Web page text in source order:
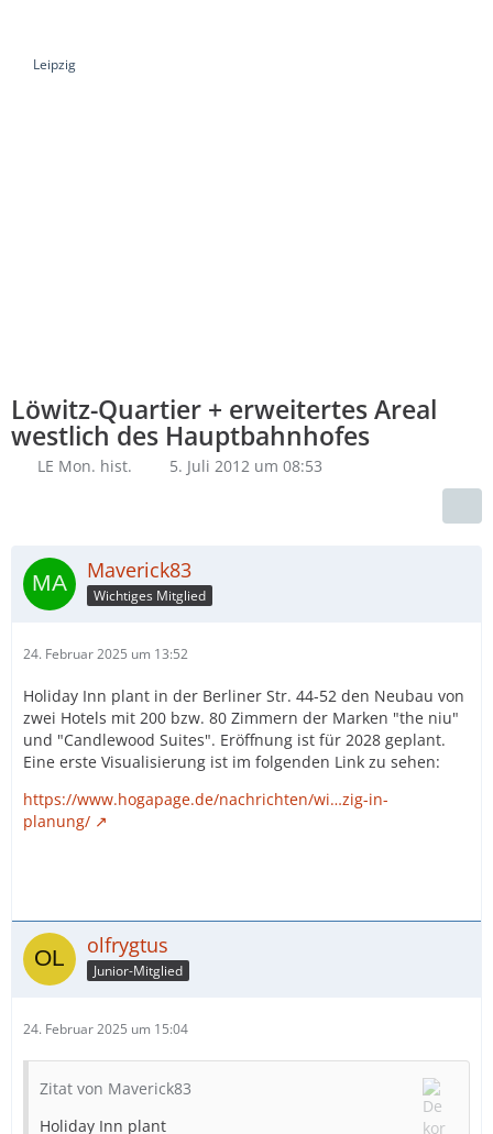
Leipzig
Löwitz-Quartier + erweitertes Areal
westlich des Hauptbahnhofes
LE Mon. hist. 5. Juli 2012 um 08:53
Maverick83
Wichtiges Mitglied
24. Februar 2025 um 13:52
Holiday Inn plant in der Berliner Str. 44-52 den Neubau von
zwei Hotels mit 200 bzw. 80 Zimmern der Marken "the niu"
und "Candlewood Suites". Eröffnung ist für 2028 geplant.
Eine erste Visualisierung ist im folgenden Link zu sehen:
https://www.hogapage.de/nachrichten/wi…zig-in-
planung/
olfrygtus
Junior-Mitglied
24. Februar 2025 um 15:04
Zitat von Maverick83
Holiday Inn plant